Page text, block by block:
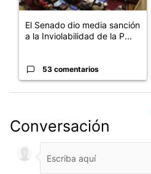
El Senado dio media sanción
a la Inviolabilidad de la P...
53 comentarios
Conversación